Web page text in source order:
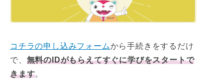
コチラの申し込みフォームから手続きをするだけ
で、 無料のIDがもらえてすぐに学びをスタートで
きます。